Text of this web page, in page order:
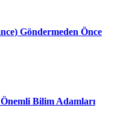
Göndermeden Önce
Bilim Adamları